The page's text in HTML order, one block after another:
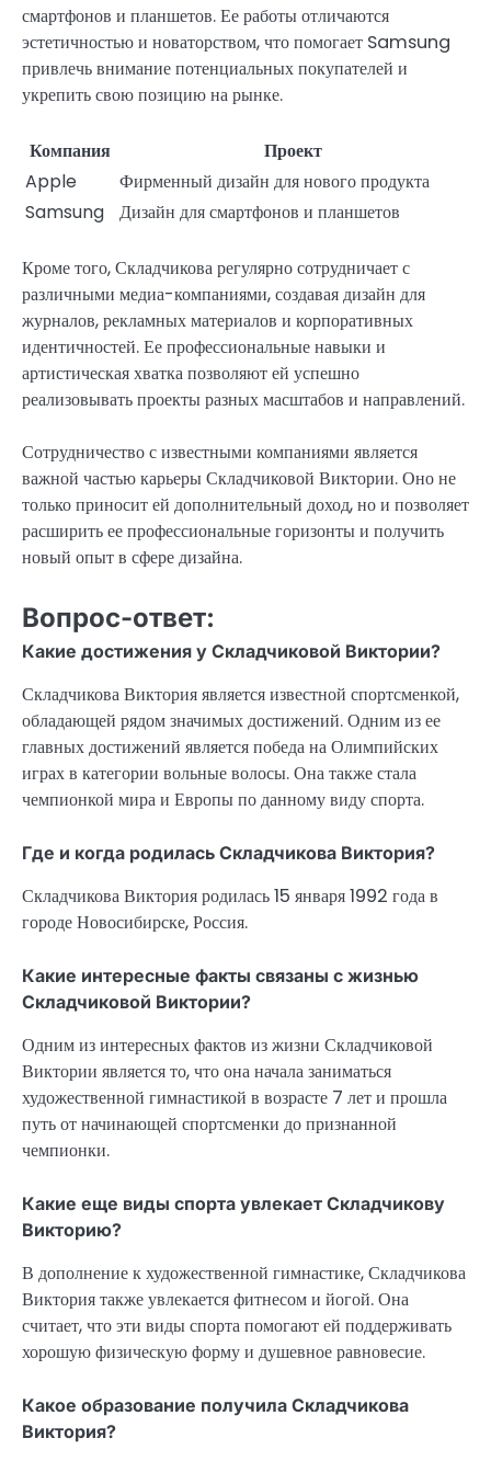
смартфонов и планшетов. Ее работы отличаются
эстетичностью и новаторством, что помогает Samsung
привлечь внимание потенциальных покупателей и
укрепить свою позицию на рынке.
Компания
Проект
Apple
Фирменный дизайн для нового продукта
Samsung
Дизайн для смартфонов и планшетов
Кроме того, Складчикова регулярно сотрудничает с
различными медиа-компаниями, создавая дизайн для
журналов, рекламных материалов и корпоративных
идентичностей. Ее профессиональные навыки и
артистическая хватка позволяют ей успешно
реализовывать проекты разных масштабов и направлений.
Сотрудничество с известными компаниями является
важной частью карьеры Складчиковой Виктории. Оно не
только приносит ей дополнительный доход, но и позволяет
расширить ее профессиональные горизонты и получить
новый опыт в сфере дизайна.
Вопрос-ответ:
Какие достижения у Складчиковой Виктории?
Складчикова Виктория является известной спортсменкой,
обладающей рядом значимых достижений. Одним из ее
главных достижений является победа на Олимпийских
играх в категории вольные волосы. Она также стала
чемпионкой мира и Европы по данному виду спорта.
Где и когда родилась Складчикова Виктория?
Складчикова Виктория родилась 15 января 1992 года в
городе Новосибирске, Россия.
Какие интересные факты связаны с жизнью
Складчиковой Виктории?
Одним из интересных фактов из жизни Складчиковой
Виктории является то, что она начала заниматься
художественной гимнастикой в возрасте 7 лет и прошла
путь от начинающей спортсменки до признанной
чемпионки.
Какие еще виды спорта увлекает Складчикову
Викторию?
В дополнение к художественной гимнастике, Складчикова
Виктория также увлекается фитнесом и йогой. Она
считает, что эти виды спорта помогают ей поддерживать
хорошую физическую форму и душевное равновесие.
Какое образование получила Складчикова
Виктория?